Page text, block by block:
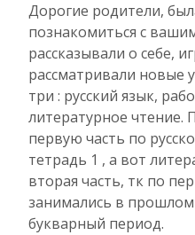
Дорогие родители,
познакомиться с
рассказывали о себе,
рассматривали новые
три : русский язык,
литературное чтение.
первую часть по
тетрадь 1 , а вот
вторая часть, тк по
занимались в
букварный период.